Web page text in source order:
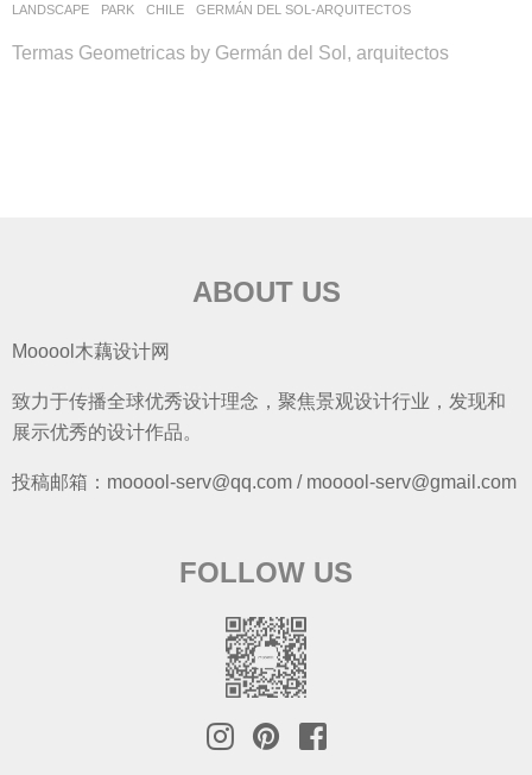
LANDSCAPE PARK CHILE GERMÁN DEL SOL-ARQUITECTOS
Termas Geometricas by Germán del Sol, arquitectos
ABOUT US
Mooool木藕设计网
致力于传播全球优秀设计理念，聚焦景观设计行业，发现和
展示优秀的设计作品。
投稿邮箱：mooool-serv@qq.com / mooool-serv@gmail.com
FOLLOW US